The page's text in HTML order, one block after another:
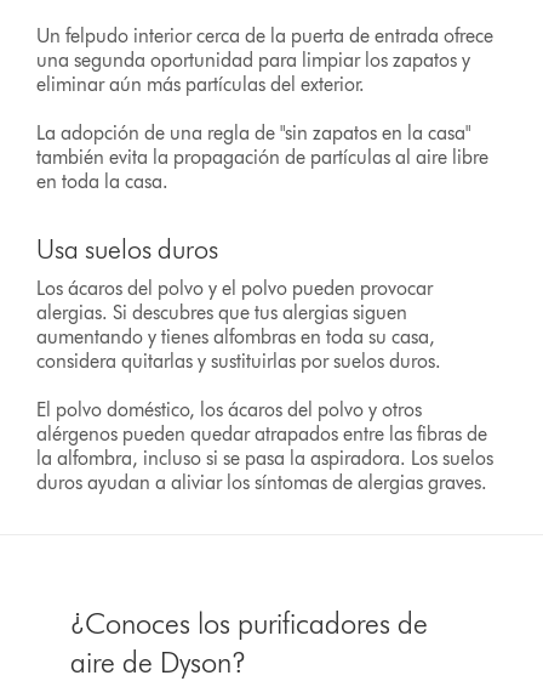
Un felpudo interior cerca de la puerta de entrada ofrece
una segunda oportunidad para limpiar los zapatos y
eliminar aún más partículas del exterior.
La adopción de una regla de "sin zapatos en la casa"
también evita la propagación de partículas al aire libre
en toda la casa.
Usa suelos duros
Los ácaros del polvo y el polvo pueden provocar
alergias. Si descubres que tus alergias siguen
aumentando y tienes alfombras en toda su casa,
considera quitarlas y sustituirlas por suelos duros.
El polvo doméstico, los ácaros del polvo y otros
alérgenos pueden quedar atrapados entre las fibras de
la alfombra, incluso si se pasa la aspiradora. Los suelos
duros ayudan a aliviar los síntomas de alergias graves.
¿Conoces los purificadores de
aire de Dyson?